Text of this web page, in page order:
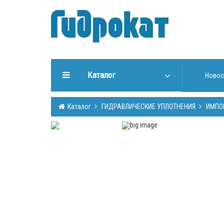
Каталог
ГИДРАВЛИЧЕСКИЕ
УПЛОТНЕНИЯ
Каталог ГИДРАВЛИЧЕСКИЕ УПЛОТНЕНИЯ